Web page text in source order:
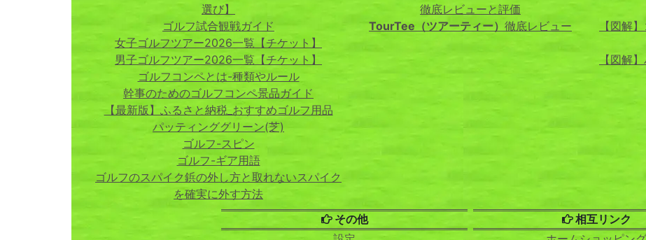
選び】
ゴルフ試合観戦ガイド
女子ゴルフツアー2026一覧【チケット】
男子ゴルフツアー2026一覧【チケット】
ゴルフコンペとは-種類やルール
幹事のためのゴルフコンペ景品ガイド
【最新版】ふるさと納税_おすすめゴルフ用品
パッティンググリーン(芝)
ゴルフ-スピン
ゴルフ-ギア用語
ゴルフのスパイク鋲の外し方と取れないスパイク
を確実に外す方法
徹底レビューと評価
TourTee（ツアーティー） 徹底レビュー
【図解
【図解
その他 相互リンク